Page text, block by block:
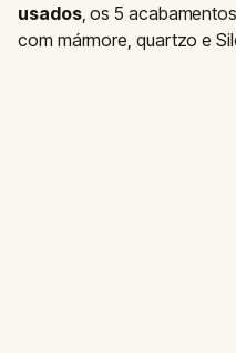
usados, os 5
com mármore, quartzo e